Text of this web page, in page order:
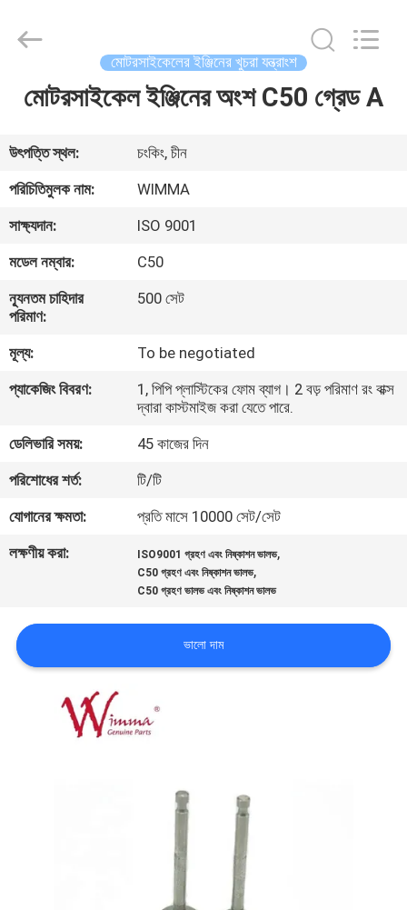
বাড়ি
পণ্য
ভিডিও
আমাদের
সম্বন্ধে
কারখানা
পরিদর্শন
গুণমান
নিয়ন্ত্রণ
খবর
উদ্ধৃতি
অনুরোধ
Parts
Reserved.
মোটরসাইকেলের ইঞ্জিনের খুচরা যন্ত্রাংশ
মোটরসাইকেল ইঞ্জিনের অংশ C50 গ্রেড A
উৎপত্তি স্থল:
চংকিং, চীন
পরিচিতিমুলক নাম:
WIMMA
সাক্ষ্যদান:
ISO 9001
মডেল নম্বার:
C50
ন্যূনতম চাহিদার
পরিমাণ:
500 সেট
মূল্য:
To be negotiated
প্যাকেজিং বিবরণ:
1, পিপি প্লাস্টিকের ফোম ব্যাগ। 2 বড় পরিমাণ রং বাক্স
দ্বারা কাস্টমাইজ করা যেতে পারে.
ডেলিভারি সময়:
45 কাজের দিন
পরিশোধের শর্ত:
টি/টি
যোগানের ক্ষমতা:
প্রতি মাসে 10000 সেট/সেট
লক্ষণীয় করা:
ISO9001 গ্রহণ এবং নিষ্কাশন ভালভ,
C50 গ্রহণ এবং নিষ্কাশন ভালভ,
C50 গ্রহণ ভালভ এবং নিষ্কাশন ভালভ
ভালো দাম